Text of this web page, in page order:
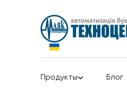
Продукты Блог